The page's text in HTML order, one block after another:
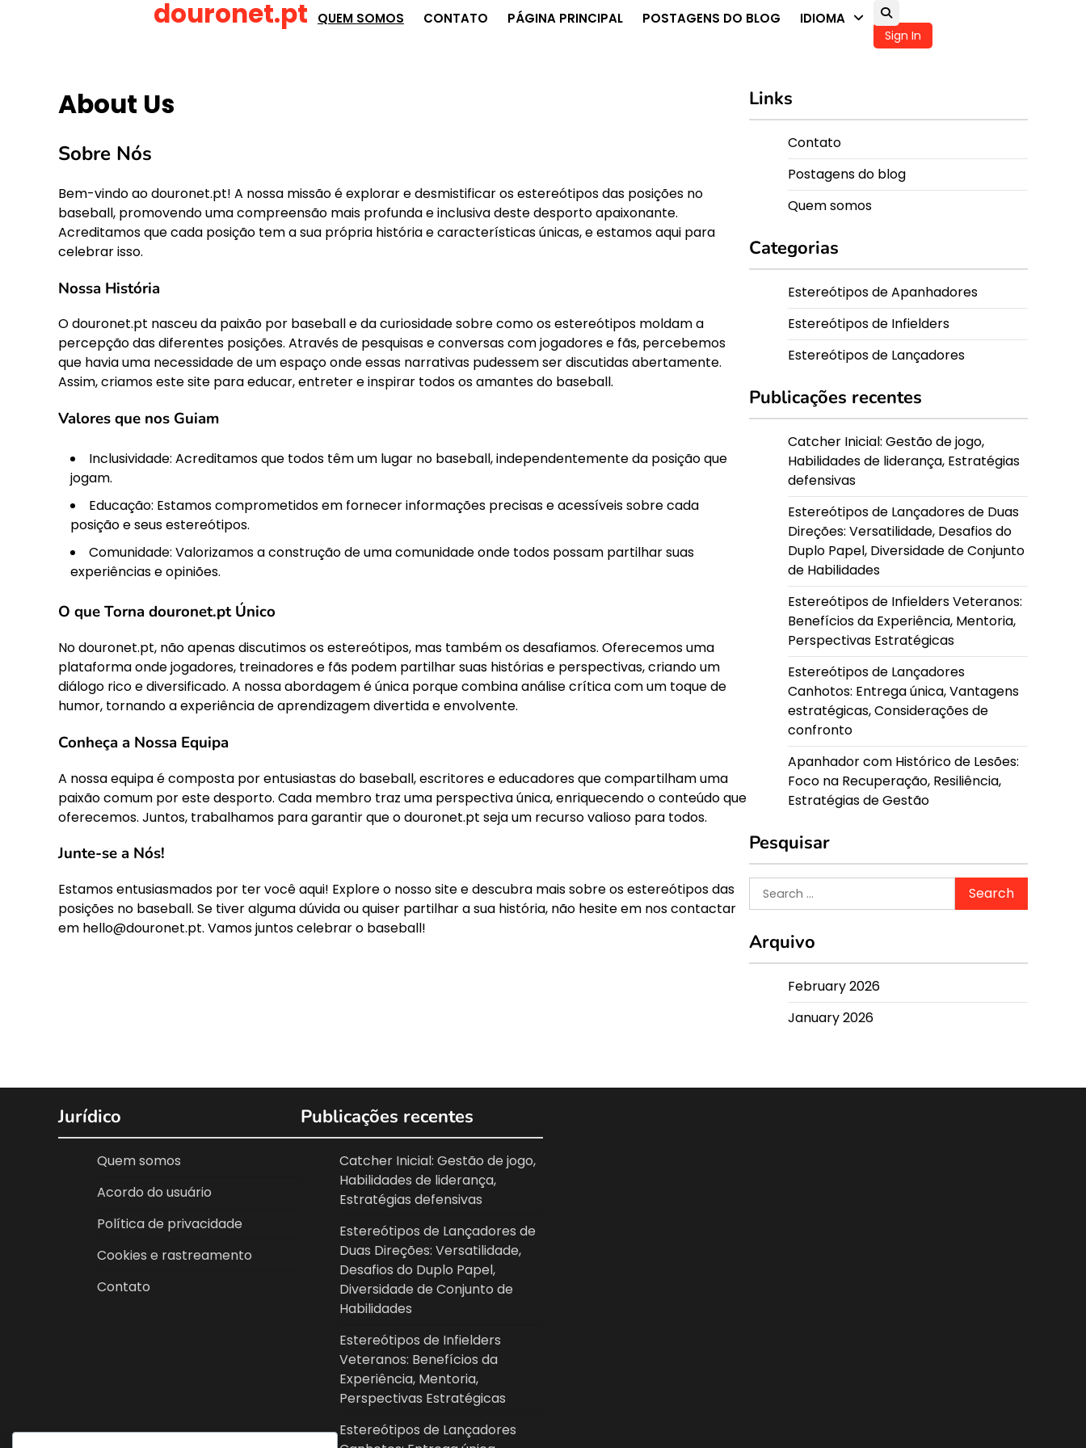
douronet.pt QUEM SOMOS CONTATO PÁGINA PRINCIPAL POSTAGENS DO BLOG IDIOMA
Sign In
About Us
Sobre Nós
Bem-vindo ao douronet.pt! A nossa missão é explorar e desmistificar os estereótipos das posições no
baseball, promovendo uma compreensão mais profunda e inclusiva deste desporto apaixonante.
Acreditamos que cada posição tem a sua própria história e características únicas, e estamos aqui para
celebrar isso.
Nossa História
O douronet.pt nasceu da paixão por baseball e da curiosidade sobre como os estereótipos moldam a
percepção das diferentes posições. Através de pesquisas e conversas com jogadores e fãs, percebemos
que havia uma necessidade de um espaço onde essas narrativas pudessem ser discutidas abertamente.
Assim, criamos este site para educar, entreter e inspirar todos os amantes do baseball.
Valores que nos Guiam
Inclusividade: Acreditamos que todos têm um lugar no baseball, independentemente da posição que
jogam.
Educação: Estamos comprometidos em fornecer informações precisas e acessíveis sobre cada
posição e seus estereótipos.
Comunidade: Valorizamos a construção de uma comunidade onde todos possam partilhar suas
experiências e opiniões.
O que Torna douronet.pt Único
No douronet.pt, não apenas discutimos os estereótipos, mas também os desafiamos. Oferecemos uma
plataforma onde jogadores, treinadores e fãs podem partilhar suas histórias e perspectivas, criando um
diálogo rico e diversificado. A nossa abordagem é única porque combina análise crítica com um toque de
humor, tornando a experiência de aprendizagem divertida e envolvente.
Conheça a Nossa Equipa
A nossa equipa é composta por entusiastas do baseball, escritores e educadores que compartilham uma
paixão comum por este desporto. Cada membro traz uma perspectiva única, enriquecendo o conteúdo que
oferecemos. Juntos, trabalhamos para garantir que o douronet.pt seja um recurso valioso para todos.
Junte-se a Nós!
Estamos entusiasmados por ter você aqui! Explore o nosso site e descubra mais sobre os estereótipos das
posições no baseball. Se tiver alguma dúvida ou quiser partilhar a sua história, não hesite em nos contactar
em hello@douronet.pt. Vamos juntos celebrar o baseball!
Links
Contato
Postagens do blog
Quem somos
Categorias
Estereótipos de Apanhadores
Estereótipos de Infielders
Estereótipos de Lançadores
Publicações recentes
Catcher Inicial: Gestão de jogo,
Habilidades de liderança, Estratégias
defensivas
Estereótipos de Lançadores de Duas
Direções: Versatilidade, Desafios do
Duplo Papel, Diversidade de Conjunto
de Habilidades
Estereótipos de Infielders Veteranos:
Benefícios da Experiência, Mentoria,
Perspectivas Estratégicas
Estereótipos de Lançadores
Canhotos: Entrega única, Vantagens
estratégicas, Considerações de
confronto
Apanhador com Histórico de Lesões:
Foco na Recuperação, Resiliência,
Estratégias de Gestão
Pesquisar
Search
for:
Arquivo
February 2026
January 2026
Jurídico
Quem somos
Acordo do usuário
Política de privacidade
Cookies e rastreamento
Contato
Publicações recentes
Catcher Inicial: Gestão de jogo,
Habilidades de liderança,
Estratégias defensivas
Estereótipos de Lançadores de
Duas Direções: Versatilidade,
Desafios do Duplo Papel,
Diversidade de Conjunto de
Habilidades
Estereótipos de Infielders
Veteranos: Benefícios da
Experiência, Mentoria,
Perspectivas Estratégicas
Estereótipos de Lançadores